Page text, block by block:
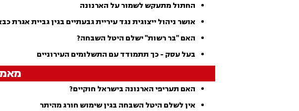
החתול מתעקש לשמור על הארנונה
אושר ניהול ייצוגית נגד עיריית גבעתיים בגין גביית אגרת
האם "בר רשות" ישלם היטל השבחה?
בעל עסק - כך תתמודד עם התשלומים העירוניים
האם תעריפי הארנונה בישראל חוקיים?
אין לשלם היטל השבחה בגין שימוש חורג מהיתר